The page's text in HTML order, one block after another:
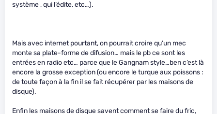
système , qui l’édite, etc…).
Mais avec internet pourtant, on pourrait croire qu’un mec
monte sa plate-forme de difusion… mais le pb ce sont les
entrées en radio etc… parce que le Gangnam style…ben c’est là
encore la grosse exception (ou encore le turque aux poissons :
de toute façon à la fin il se fait récupérer par les maisons de
disque).
Enfin les maisons de disque savent comment se faire du fric,